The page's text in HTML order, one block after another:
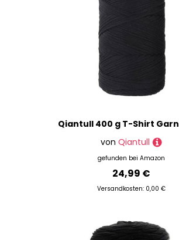
von Qiantull
gefunden bei Amazon
24,99 €
Versandkosten: 0,00 €